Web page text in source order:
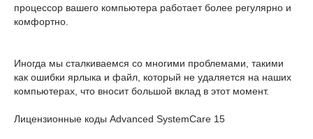
процессор вашего компьютера работает более регулярно и
комфортно.
Иногда мы сталкиваемся со многими проблемами, такими
как ошибки ярлыка и файл, который не удаляется на наших
компьютерах, что вносит большой вклад в этот момент.
Лицензионные коды Advanced SystemCare 15